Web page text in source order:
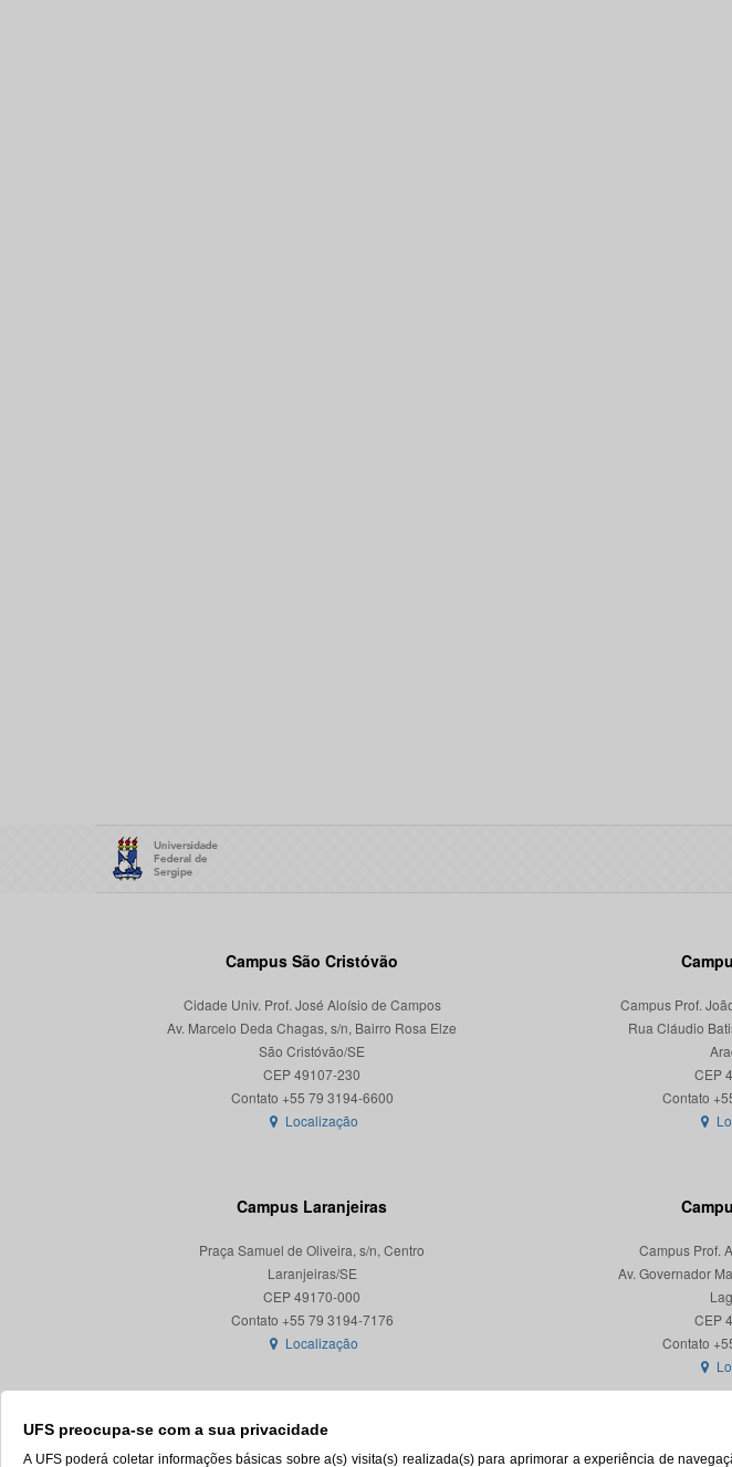
UFS preocupa-se com a sua privacidade
A UFS poderá coletar informações básicas sobre a(s) visita(s) realizada(s) para aprimorar a experiência de
Campus São Cristóvão
Cidade Univ. Prof. José Aloísio de Campos
Av. Marcelo Deda Chagas, s/n, Bairro Rosa Elze
São Cristóvão/SE
CEP 49107-230
Localização
Campus Prof.
Rua Cláudio
CEP
Campus Laranjeiras
Praça Samuel de Oliveira, s/n, Centro
Laranjeiras/SE
CEP 49170-000
Localização
Campus Prof.
Av. Governador
CEP